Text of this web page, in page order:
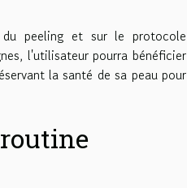
peeling et sur le protocole
l'utilisateur pourra bénéficier
la santé de sa peau pour